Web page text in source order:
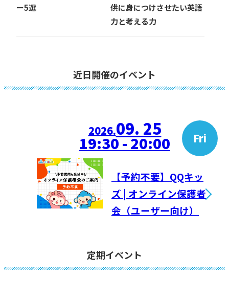
ー5選
供に身につけさせたい英語
力と考える力
近日開催のイベント
2026.09. 25 Fri
19:30 - 20:00
【予約不要】QQキッ
ズ | オンライン保護者
会（ユーザー向け）
定期イベント